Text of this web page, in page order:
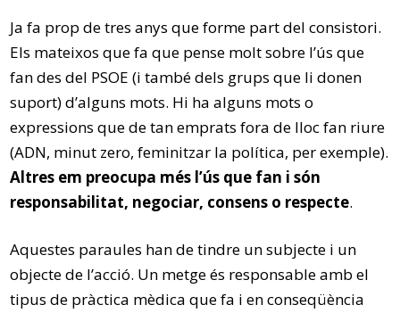
Ja fa prop de tres anys que forme part del consistori.
Els mateixos que fa que pense molt sobre l’ús que
fan des del PSOE (i també dels grups que li donen
suport) d’alguns mots. Hi ha alguns mots o
expressions que de tan emprats fora de lloc fan riure
(ADN, minut zero, feminitzar la política, per exemple).
Altres em preocupa més l’ús que fan i són
responsabilitat, negociar, consens o respecte.
Aquestes paraules han de tindre un subjecte i un
objecte de l’acció. Un metge és responsable amb el
tipus de pràctica mèdica que fa i en conseqüència